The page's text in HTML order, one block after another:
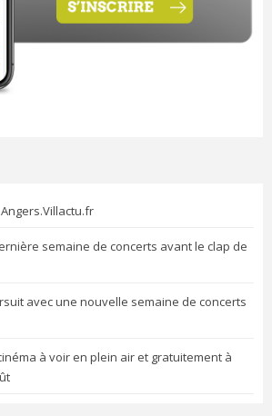
semaine de concerts avant le clap de
avec une nouvelle semaine de concerts
à voir en plein air et gratuitement à